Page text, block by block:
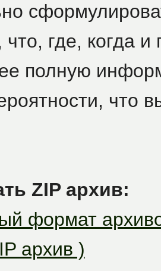
где, когда и
полную
что
ZIP архив:
формат
архив )